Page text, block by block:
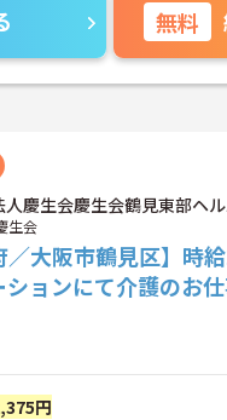
無料
慶生会慶生会鶴見東部ヘ
生会
／大阪市鶴見区】
ションにて介護のお
円